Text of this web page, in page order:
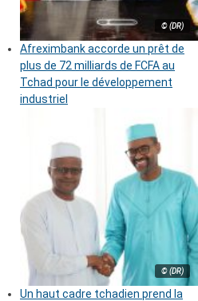
© (DR)
Afreximbank accorde un prêt de
plus de 72 milliards de FCFA au
Tchad pour le développement
industriel
© (DR)
Un haut cadre tchadien prend la